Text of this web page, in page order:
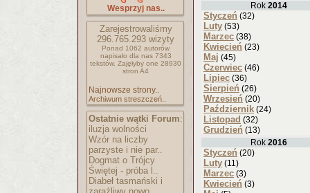
Wesprzyj nas..
Zarejestrowaliśmy
296.765.293 wizyty
Ponad 1062 autorów
napisało dla nas 7343
tekstów. Zajęłyby one 28930
stron A4
Najnowsze strony..
Archiwum streszczeń..
Ostatnie wątki Forum:
iluzja wolności
Wzór na liczby
parzyste i nie par..
Dogmat o Trójcy
Świętej - próba l..
Diabeł tasmański i
Rok 2014
Styczeń (32)
Luty (53)
Marzec (38)
Kwiecień (23)
Maj (45)
Czerwiec (46)
Lipiec (36)
Sierpień (26)
Wrzesień (20)
Październik (24)
Listopad (32)
Grudzień (13)
Rok 2016
Styczeń (20)
Luty (11)
Marzec (3)
Kwiecień (3)